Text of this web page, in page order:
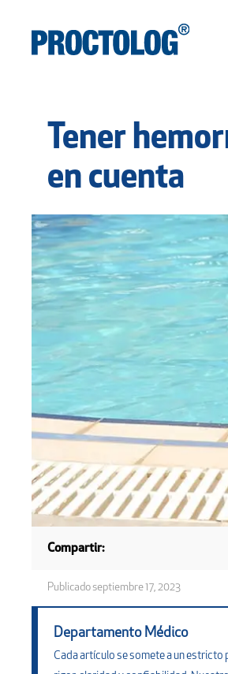
Tener
en cuenta
Compartir:
Publicado septiembre 17, 2023
Departamento Médico
Cada artículo se somete a un estricto